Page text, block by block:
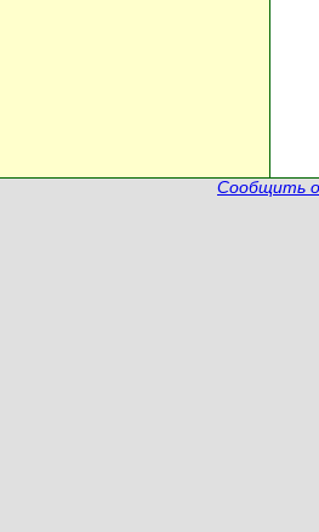
Сообщить о